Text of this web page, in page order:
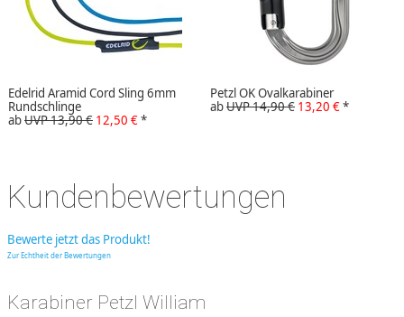
Edelrid Aramid Cord Sling 6mm
Rundschlinge
abUVP 13,90 € 12,50 €*
Petzl OK Ovalkarabiner
abUVP 14,90 € 13,20 €*
Kundenbewertungen
Bewerte jetzt das Produkt!
Zur Echtheit der Bewertungen
Karabiner Petzl William